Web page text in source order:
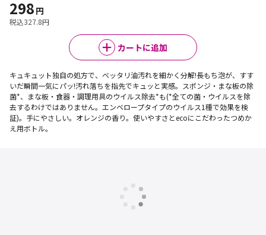
298 円
税込327.8円
カートに追加
キュキュット独自の処方で、ベッタリ油汚れを細かく分解!長もち泡が、すす
いだ瞬間一気にパッ!汚れ落ちを指先でキュッと実感。スポンジ・まな板の除
菌*、まな板・食器・調理用具のウイルス除去*も(*全ての菌・ウイルスを除
去するわけではありません。エンベロープタイプのウイルス1種で効果を検
証)。手にやさしい。オレンジの香り。使いやすさとecoにこだわったつめか
え用ボトル。